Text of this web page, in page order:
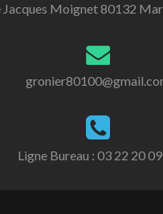
Jacques Moignet 80132
Ligne Bureau : 03 22 20